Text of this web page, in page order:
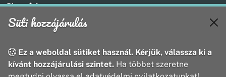
Kapcsolat
+36 20 211 1888
webmaster@utirany.hu
8419 Csesznek, Vasút u.18.
Süti hozzájárulás
Ez a weboldal sütiket használ. Kérjük, válassza ki a
kívánt hozzájárulási szintet. Ha többet szeretne